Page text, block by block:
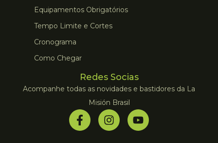
Equipamentos Obrigatórios
Tempo Limite e Cortes
Cronograma
Como Chegar
Redes Socias
Acompanhe todas as novidades e bastidores da La
Misión Brasil